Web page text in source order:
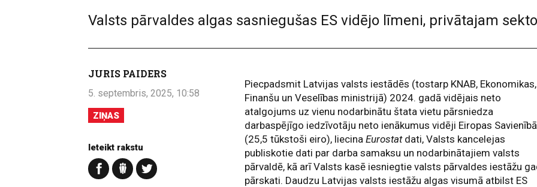
Valsts pārvaldes algas sasniegušas ES vidējo līmeni, privātajam
JURIS PAIDERS
5. septembris, 2025, 10:58
ZIŅAS
Ieteikt rakstu
Piecpadsmit Latvijas valsts iestādēs (tostarp KNAB, Ekonomikas,
Finanšu un Veselības ministrijā) 2024. gadā vidējais neto
atalgojums uz vienu nodarbinātu štata vietu pārsniedza
darbaspējīgo iedzīvotāju neto ienākumus vidēji Eiropas Savienībā
(25,5 tūkstoši eiro), liecinaEurostat dati, Valsts kancelejas
publiskotie dati par darba samaksu un nodarbinātajiem valsts
pārvaldē, kā arī Valsts kasē iesniegtie valsts pārvaldes iestāžu
pārskati. Daudzu Latvijas valsts iestāžu algas visumā atbilst ES